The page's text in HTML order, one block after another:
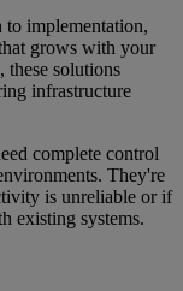
to implementation,
grows with your
these solutions
infrastructure
complete control
They're
is unreliable or if
existing systems.